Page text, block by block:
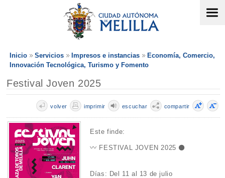
Inicio Servicios Impresos e instancias
Economía, Comercio,
Innovación Tecnológica, Turismo y Fomento
Festival Joven 2025
compartir
escuchar
imprimir
volver
Este finde:
〰️ FESTIVAL JOVEN 2025 ⚫
Días: Del 11 al 13 de julio